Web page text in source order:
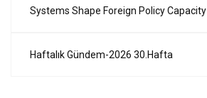
Systems Shape Foreign Policy Capacity
Haftalık Gündem-2026 30.Hafta